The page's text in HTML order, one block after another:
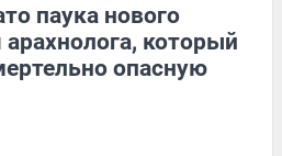
паука нового
который
опасную